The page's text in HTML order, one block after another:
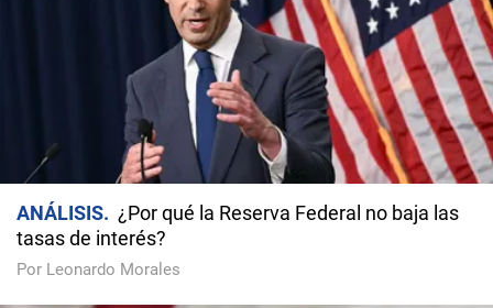
ANÁLISIS
¿Por qué la Reserva Federal no baja las
tasas de interés?
Por Leonardo Morales